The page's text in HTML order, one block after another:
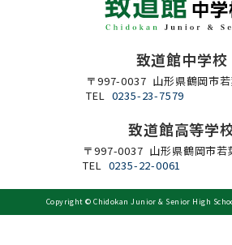
致道館中学校
〒997-0037 山形県鶴岡市
TEL 0235-23-7579
致道館高等学
〒997-0037 山形県鶴岡市若
TEL 0235-22-0061
Copyright ©Chidokan Junior & Senior High